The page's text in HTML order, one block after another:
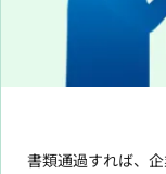
書類通過すれば、